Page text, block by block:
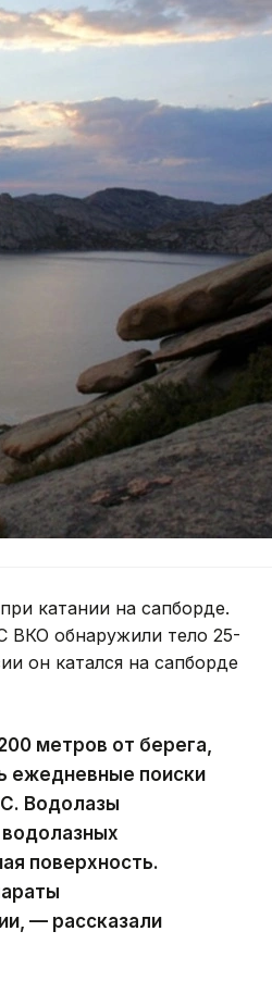
катании на сапборде.
ВКО обнаружили тело 25-
он катался на сапборде
метров от берега,
ежедневные поиски
Водолазы
поверхность.
— рассказали